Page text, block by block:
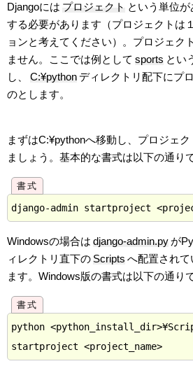
Djangoには プロジェクト という単位
する必要があります（プロジェクトは
ョンと考えてください）。プロジェク
ません。ここでは例として sports とい
し、
C:¥python ディレクトリ配下にプ
のとします。
まずはC:¥pythonへ移動し、プロジェ
ましょう。基本的な書式は以下の通りで
Windowsの場合は django-admin.py が
ィレクトリ直下のScripts へ配置されて
ます。Windows版の書式は以下の通りで
python